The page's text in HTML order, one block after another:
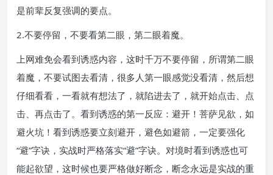
是前辈反复强调的要点。
2.不要停留，不要看第二眼，第二眼着魔。
上网难免会看到诱惑内容，这时千万不要停留，所谓第二眼
着魔，不要试图去看清，很多人第一眼感觉没看清，然后想
仔细看看，一看就有想法了，就陷进去了，就开始点击、点
击、再点击了。看到诱惑的第一反应：避开！菩萨见欲，如
避火坑！看到诱惑要立刻避开，避色如避箭，一定要强化
“避”字诀，实战时严格落实“避”字诀。对境时看到诱惑也可
能起欲望，这时候也要严格做好断念，断念永远是实战的重